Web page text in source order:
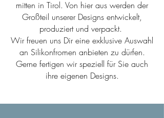
mitten in Tirol. Von hier aus werden der
Großteil unserer Designs entwickelt,
produziert und verpackt.
Wir freuen uns Dir eine exklusive Auswahl
an Silikonfromen anbieten zu dürfen.
Gerne fertigen wir speziell für Sie auch
ihre eigenen Designs.